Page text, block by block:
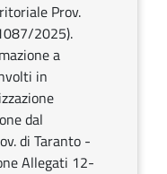
Prov.
2025).
a
in
dal
di Taranto -
Allegati 12-